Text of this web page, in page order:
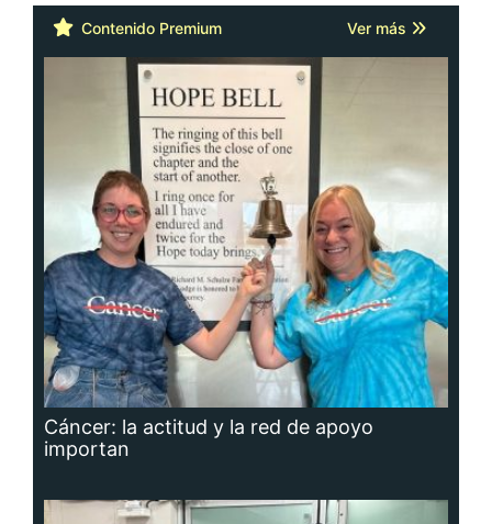
Contenido Premium Ver más
Cáncer: la actitud y la red de apoyo
importan